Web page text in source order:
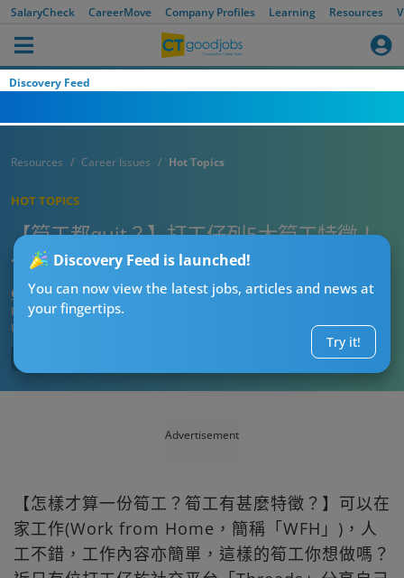
SalaryCheck CareerMove Company Profiles Learning Resources
Discovery Feed
Discovery Feed is launched!
You can now view the latest jobs, articles and news at
your fingertips.
Try it!
Resources Career Issues Hot Topics
HOT TOPICS
【筍工都quit？】打工仔列5大筍工特徵！
但因4大原因逆轉唔撈？網民求介紹
CTgoodjobs’ Editor
Published:2024-08-12
Updated:
Advertisement
【怎樣才算一份筍工？筍工有甚麼特徵？】可以在
家工作(Work from Home，簡稱「WFH」)，人
工不錯，工作內容亦簡單，這樣的筍工你想做嗎？